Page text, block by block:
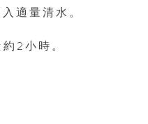
適量清水。
2小時。